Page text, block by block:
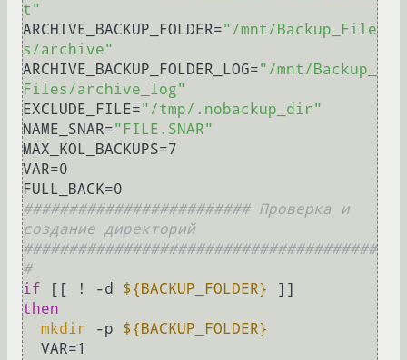
t"
ARCHIVE_BACKUP_FOLDER="/mnt/Backup_File
s/archive"
ARCHIVE_BACKUP_FOLDER_LOG="/mnt/Backup_
Files/archive_log"
EXCLUDE_FILE="/tmp/.nobackup_dir"
NAME_SNAR="FILE.SNAR"
MAX_KOL_BACKUPS=7
VAR=0
######################### Проверка и
создание директорий
#######################################
#
if [[ ! -d ${BACKUP_FOLDER}
then
mkdir -p ${BACKUP_FOLDER}